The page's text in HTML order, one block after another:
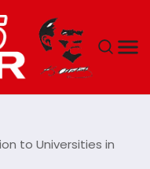
to Universities in